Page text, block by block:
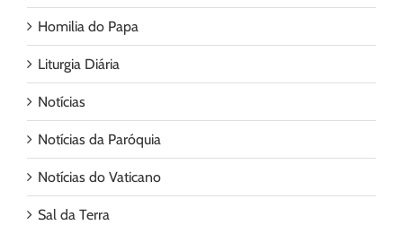
Homilia do Papa
Liturgia Diária
Notícias
Notícias da Paróquia
Notícias do Vaticano
Sal da Terra